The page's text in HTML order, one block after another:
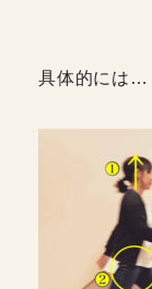
具体的には…